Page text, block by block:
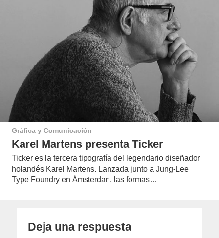
Gráfica y Comunicación
Karel Martens presenta Ticker
Ticker es la tercera tipografía del legendario diseñador
holandés Karel Martens. Lanzada junto a Jung-Lee
Type Foundry en Ámsterdan, las formas…
Deja una respuesta